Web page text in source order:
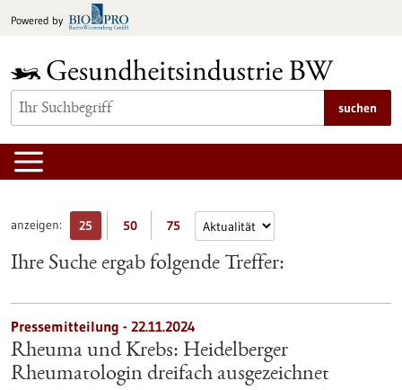
Inhalt
Powered by
suchen
anzeigen: 25 50 75
Ihre Suche ergab folgende Treffer:
Pressemitteilung - 22.11.2024
Rheuma und Krebs: Heidelberger
Rheumatologin dreifach ausgezeichnet